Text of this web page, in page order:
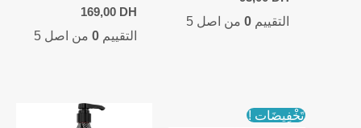
التقييم 0من اصل 5
Original
was:
169,00 DH
is:
التقييم0 من اصل 5
تَخْفِيضَات !